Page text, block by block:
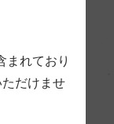
まれており
だけませ